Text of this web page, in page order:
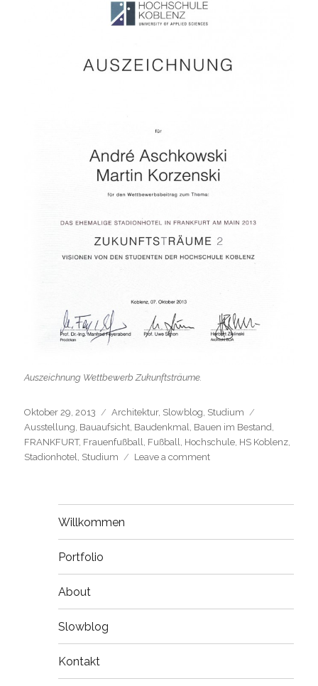
Auszeichnung Wettbewerb Zukunftsträume.
Posted
on
Oktober 29, 2013 Categories
Architektur, Slowblog, Studium
Ausstellung, Bauaufsicht, Baudenkmal, Bauen im Bestand,
FRANKFURT, Frauenfußball, Fußball, Hochschule, HS Koblenz,
Stadionhotel, Studium Leave a commenton
Willkommen
Portfolio
About
Slowblog
Kontakt